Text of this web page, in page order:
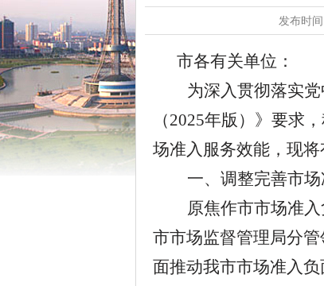
发布时
市各有关单位：
为深入贯彻落实
（2025年版）》 要求 ，
场准入服务效能， 现将
一、 调整完善市
原焦作市市场准
市市场监督管理局分
面推动我市市场准入